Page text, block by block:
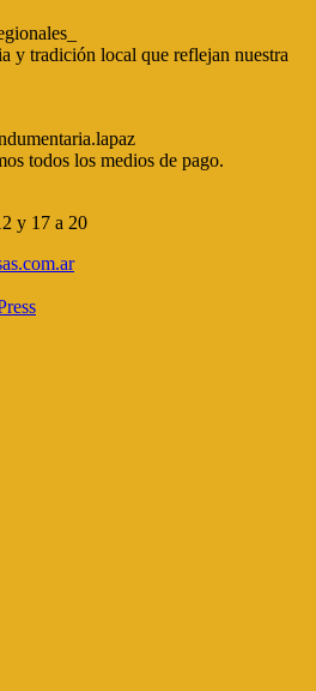
y tradición local que reflejan nuestra
todos los medios de pago.
y 17 a 20